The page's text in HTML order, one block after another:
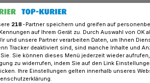
der A 46: Engpässe und neue Linienführung
218-Partner speichern und greifen auf
auf Ihrem Gerät zu. Durch Auswahl von
und unsere Partner verarbeiten Daten, um Ihnen
Tracker deaktiviert sind, sind manche Inhalte und
Sie können dieses Menü jederzeit wieder
zu widerrufen, indem Sie auf den Link
Ihre Einstellungen gelten innerhalb unseres